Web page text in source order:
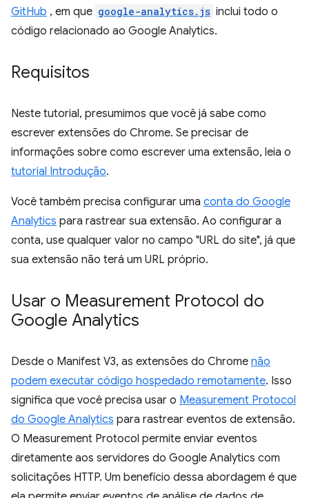
GitHub , em que google-analytics.js inclui todo o
código relacionado ao Google Analytics.
Requisitos
Neste tutorial, presumimos que você já sabe como
escrever extensões do Chrome. Se precisar de
informações sobre como escrever uma extensão, leia o
tutorial Introdução.
Você também precisa configurar uma conta do Google
Analytics para rastrear sua extensão. Ao configurar a
conta, use qualquer valor no campo "URL do site", já que
sua extensão não terá um URL próprio.
Usar o Measurement Protocol do
Google Analytics
Desde o Manifest V3, as extensões do Chrome não
podem executar código hospedado remotamente. Isso
significa que você precisa usar o Measurement Protocol
do Google Analytics para rastrear eventos de extensão.
O Measurement Protocol permite enviar eventos
diretamente aos servidores do Google Analytics com
solicitações HTTP. Um benefício dessa abordagem é que